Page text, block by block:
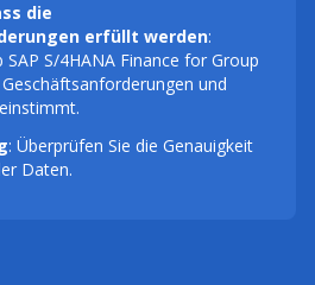
die
erfüllt werden:
S/4HANA Finance for Group
und
: Überprüfen Sie die Genauigkeit
Daten.